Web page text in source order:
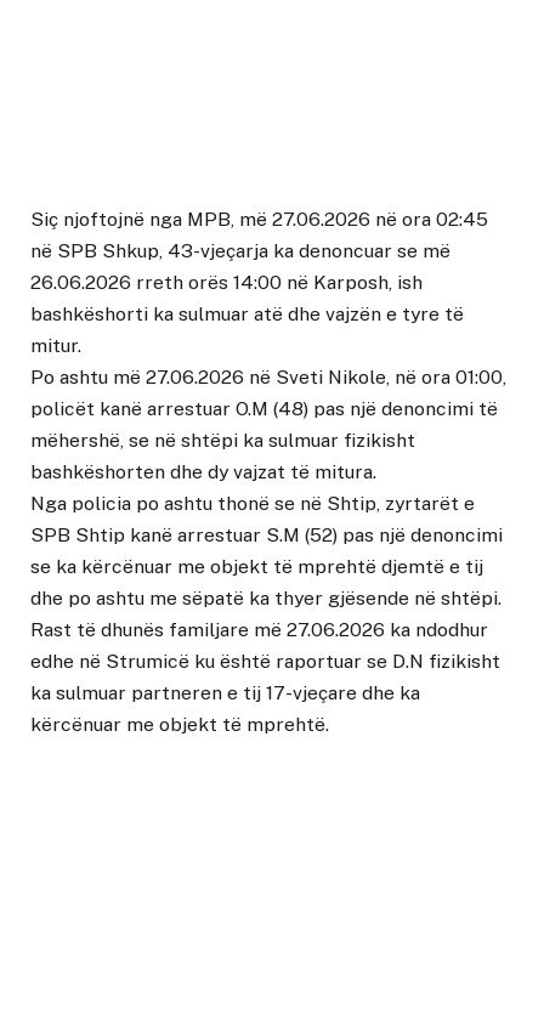
Siç njoftojnë nga MPB, më 27.06.2026 në ora 02:45
në SPB Shkup, 43-vjeçarja ka denoncuar se më
26.06.2026 rreth orës 14:00 në Karposh, ish
bashkëshorti ka sulmuar atë dhe vajzën e tyre të
mitur.
Po ashtu më 27.06.2026 në Sveti Nikole, në ora 01:00,
policët kanë arrestuar O.M (48) pas një denoncimi të
mëhershë, se në shtëpi ka sulmuar fizikisht
bashkëshorten dhe dy vajzat të mitura.
Nga policia po ashtu thonë se në Shtip, zyrtarët e
SPB Shtip kanë arrestuar S.M (52) pas një denoncimi
se ka kërcënuar me objekt të mprehtë djemtë e tij
dhe po ashtu me sëpatë ka thyer gjësende në shtëpi.
Rast të dhunës familjare më 27.06.2026 ka ndodhur
edhe në Strumicë ku është raportuar se D.N fizikisht
ka sulmuar partneren e tij 17-vjeçare dhe ka
kërcënuar me objekt të mprehtë.